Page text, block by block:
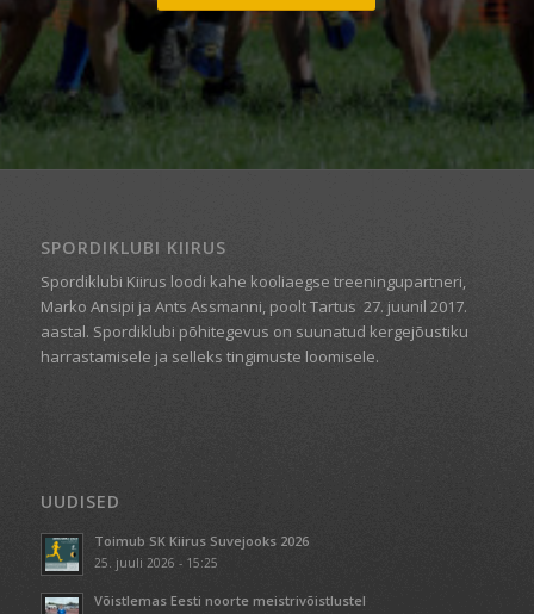
SPORDIKLUBI KIIRUS
Spordiklubi Kiirus loodi kahe kooliaegse treeningupartneri,
Marko Ansipi ja Ants Assmanni, poolt Tartus 27. juunil 2017.
aastal. Spordiklubi põhitegevus on suunatud kergejõustiku
harrastamisele ja selleks tingimuste loomisele.
UUDISED
Toimub SK Kiirus Suvejooks 2026
25. juuli 2026 - 15:25
Võistlemas Eesti noorte meistrivõistlustel